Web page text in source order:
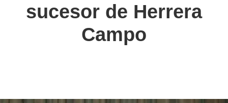
sucesor de Herrera
Campo